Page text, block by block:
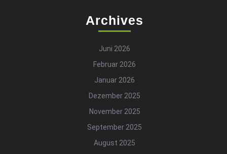
Archives
Juni 2026
Februar 2026
Januar 2026
Dezember 2025
November 2025
September 2025
August 2025